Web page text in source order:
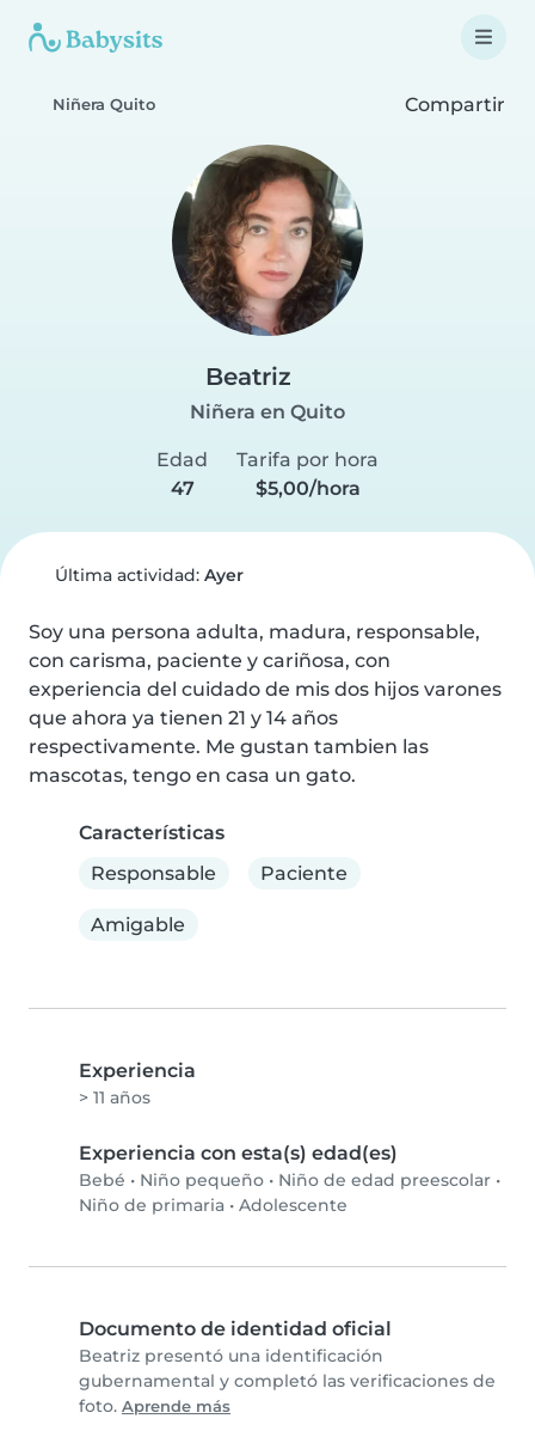
Niñera Quito Compartir
Beatriz
Niñera en Quito
Edad
47
Tarifa por hora
$5,00/hora
Última actividad: Ayer
Soy una persona adulta, madura, responsable,
con carisma, paciente y cariñosa, con
experiencia del cuidado de mis dos hijos varones
que ahora ya tienen 21 y 14 años
respectivamente. Me gustan tambien las
mascotas, tengo en casa un gato.
Características
Responsable
Paciente
Amigable
Experiencia
> 11 años
Experiencia con esta(s) edad(es)
Bebé • Niño pequeño • Niño de edad preescolar •
Niño de primaria • Adolescente
Documento de identidad oficial
Beatriz presentó una identificación
gubernamental y completó las verificaciones de
foto. Aprende más